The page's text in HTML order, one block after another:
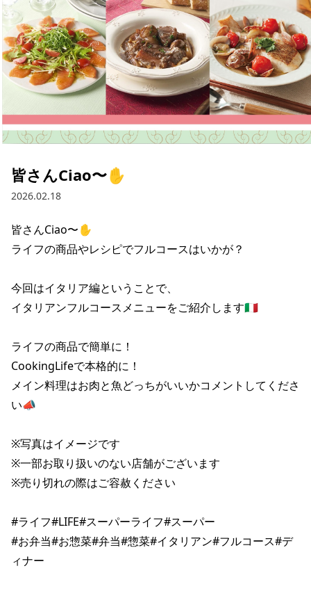
お問い合わせ
Contact us in English
皆さんCiao〜✋
2026.02.18
皆さんCiao〜✋
ライフの商品やレシピでフルコースはいかが？
今回はイタリア編ということで、
イタリアンフルコースメニューをご紹介します🇮🇹
ライフの商品で簡単に！
CookingLifeで本格的に！
メイン料理はお肉と魚どっちがいいかコメントしてくださ
い📣
※写真はイメージです
※一部お取り扱いのない店舗がございます
※売り切れの際はご容赦ください
#ライフ#LIFE#スーパーライフ#スーパー
#お弁当#お惣菜#弁当#惣菜#イタリアン#フルコース#デ